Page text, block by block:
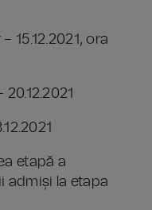
15.12.2021, ora
etapă a
admiși la etapa